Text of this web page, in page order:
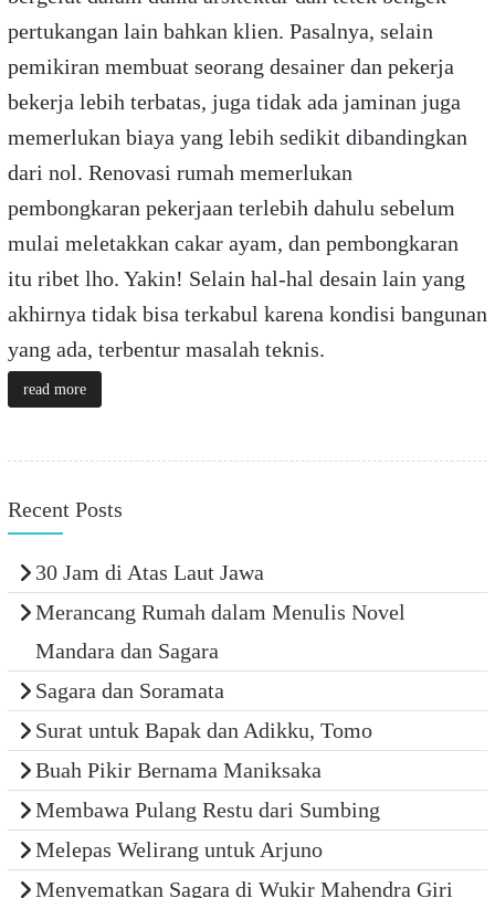
pertukangan lain bahkan klien. Pasalnya, selain
pemikiran membuat seorang desainer dan pekerja
bekerja lebih terbatas, juga tidak ada jaminan juga
memerlukan biaya yang lebih sedikit dibandingkan
dari nol. Renovasi rumah memerlukan
pembongkaran pekerjaan terlebih dahulu sebelum
mulai meletakkan cakar ayam, dan pembongkaran
itu ribet lho. Yakin! Selain hal-hal desain lain yang
akhirnya tidak bisa terkabul karena kondisi bangunan
yang ada, terbentur masalah teknis.
read more
Recent Posts
30 Jam di Atas Laut Jawa
Merancang Rumah dalam Menulis Novel
Mandara dan Sagara
Sagara dan Soramata
Surat untuk Bapak dan Adikku, Tomo
Buah Pikir Bernama Maniksaka
Membawa Pulang Restu dari Sumbing
Melepas Welirang untuk Arjuno
Menyematkan Sagara di Wukir Mahendra Giri